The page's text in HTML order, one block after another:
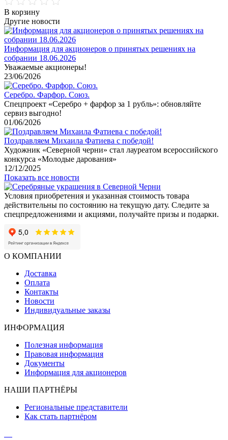
В корзину
Другие новости
Информация для акционеров о принятых решениях на
собрании 18.06.2026
Уважаемые акционеры!
23/06/2026
Серебро. Фарфор. Союз.
Спецпроект «Серебро + фарфор за 1 рубль»: обновляйте
сервиз выгодно!
01/06/2026
Поздравляем Михаила Фатиева c победой!
Художник «Северной черни» стал лауреатом всероссийского
конкурса «Молодые дарования»
12/12/2025
Показать все новости
Условия приобретения и указанная стоимость товара
действительны по состоянию на текущую дату. Следите за
спецпредложениями и акциями, получайте призы и подарки.
О КОМПАНИИ
Доставка
Оплата
Контакты
Новости
Индивидуальные заказы
ИНФОРМАЦИЯ
Полезная информация
Правовая информация
Документы
Информация для акционеров
НАШИ ПАРТНЁРЫ
Региональные представители
Как стать партнёром